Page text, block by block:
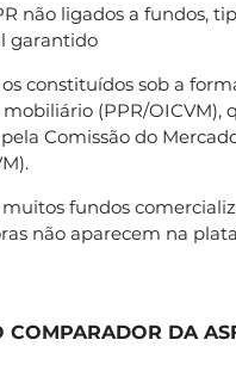
não ligados a fundos,
garantido
constituídos sob a
(PPR/OICVM),
Comissão do
fundos
não aparecem na
COMPARADOR DA